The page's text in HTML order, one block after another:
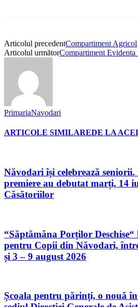
Articolul precedentCompartiment Agricol
Articolul următorCompartiment Evidenta
PrimariaNavodari
ARTICOLE SIMILAREDE LA
Năvodari își celebrează seniorii.
premiere au debutat marți, 14
Căsătoriilor
“Săptămâna Porților
pentru Copii din Năvodari,
și 3 – 9 august 2026
Școala pentru părinți, o nouă